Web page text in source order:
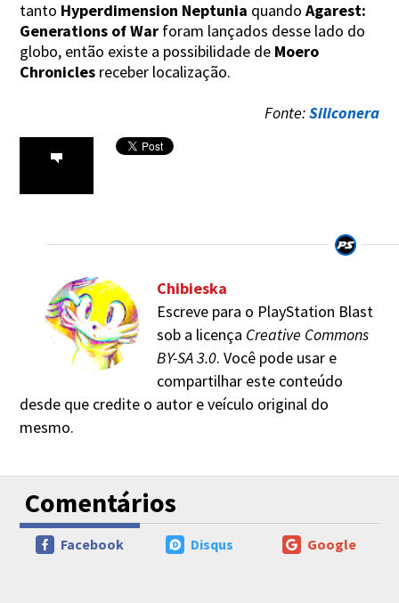
tanto Hyperdimension Neptunia quandoAgarest:
Generations of War foram lançados desse lado do
globo, então existe a possibilidade de Moero
Chronicles receber localização.
Fonte:Siliconera
Chibieska
Escreve para o PlayStation Blast
sob a licença Creative Commons
BY-SA 3.0. Você pode usar e
compartilhar este conteúdo
desde que credite o autor e veículo original do
mesmo.
Comentários
Google
Disqus
Facebook